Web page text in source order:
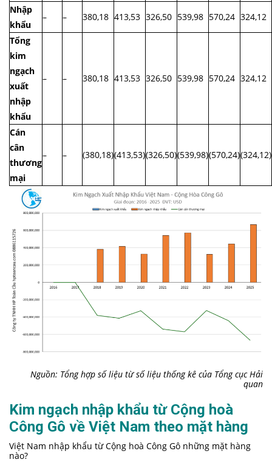
Nhập
khẩu
– – 380,18 413,53 326,50 539,98 570,24 324,12
Tổng
kim
ngạch
xuất
nhập
khẩu
– – 380,18 413,53 326,50 539,98 570,24 324,12
Cán
cân
thương
mại
– – (380,18)(413,53)(326,50)(539,98)(570,24)(324,12)
Nguồn: Tổng hợp số liệu từ số liệu thống kê của Tổng cục Hải
quan
Kim ngạch nhập khẩu từ Cộng hoà
Công Gô về Việt Nam theo mặt hàng
Việt Nam nhập khẩu từ Cộng hoà Công Gô những mặt hàng
nào?